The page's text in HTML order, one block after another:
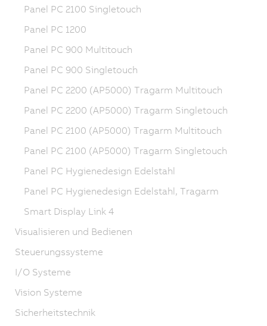
Panel PC 2100 Singletouch
Panel PC 1200
Panel PC 900 Multitouch
Panel PC 900 Singletouch
Panel PC 2200 (AP5000) Tragarm Multitouch
Panel PC 2200 (AP5000) Tragarm Singletouch
Panel PC 2100 (AP5000) Tragarm Multitouch
Panel PC 2100 (AP5000) Tragarm Singletouch
Panel PC Hygienedesign Edelstahl
Panel PC Hygienedesign Edelstahl, Tragarm
Smart Display Link 4
Visualisieren und Bedienen
Steuerungssysteme
I/O Systeme
Vision Systeme
Sicherheitstechnik